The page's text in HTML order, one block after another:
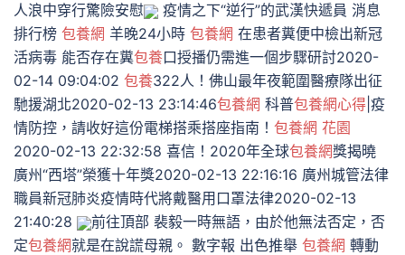
人浪中穿行驚險安慰
疫情之下“逆行”的武漢快遞員 消息
排行榜 包養網 羊晚24小時 包養網 在患者糞便中檢出新冠
活病毒 能否存在糞包養口授播仍需進一個步驟研討2020-
02-14 09:04:02 包養322人！佛山最年夜範圍醫療隊出征
馳援湖北2020-02-13 23:14:46包養網 科普包養網心得 |疫
情防控，請收好這份電梯搭乘搭座指南！ 包養網 花園
2020-02-13 22:32:58 喜信！2020年全球包養網獎揭曉
廣州“西塔”榮獲十年獎2020-02-13 22:16:16 廣州城管法律
職員新冠肺炎疫情時代將戴醫用口罩法律2020-02-13
21:40:28
前往頂部 裴毅一時無語，由於他無法否定，否
定包養網就是在說謊母親。 數字報 出色推舉 包養網 轉動